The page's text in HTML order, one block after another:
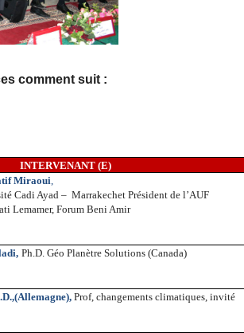
comment suit :
INTERVENANT (E)
Miraoui
Cadi Ayad – Marrakechet Président de l’AUF
Lemamer, Forum Beni Amir
Ph.D. Géo Planètre Solutions (Canada)
Prof, changements climatiques, invité